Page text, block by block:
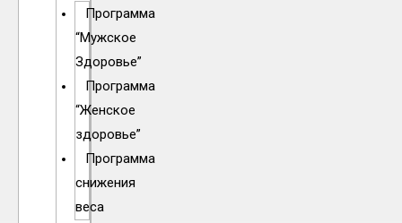
Программа
“Мужское
Здоровье”
Программа
“Женское
здоровье”
Программа
снижения
веса